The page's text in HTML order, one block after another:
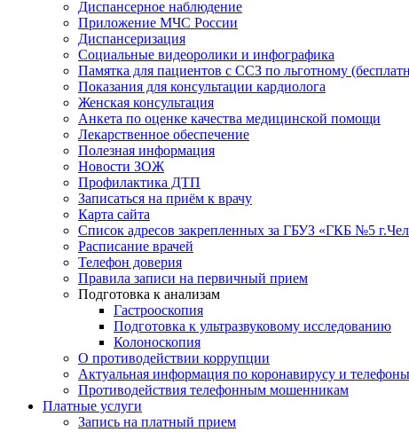
Диспансерное наблюдение
Приложение МЧС России
Диспансеризация
Социальные видеоролики и инфографика
Памятка для пациентов с ССЗ по льготному
Показания для консультации кардиолога
Женская консультация
Анкета по оценке качества медицинской помощи
Лекарственное обеспечение
Полезная информация
Новости ЗОЖ
Профилактика ДТП
Записаться на приём к врачу
Карта сайта
Список адресов закрепленных за ГБУЗ «ГКБ №5
Расписание врачей
Телефон доверия
Правила записи на первичный прием
Подготовка к анализам
Гастрооскопия
Подготовка к ультразвуковому исследованию
Колоноскопия
О противодействии коррупции
Актуальная информация по коронавирусу и
Противодействия телефонным мошенникам
Платные услуги
Запись на платный прием